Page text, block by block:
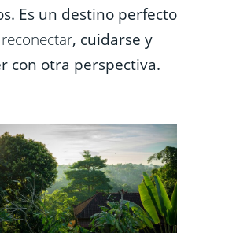
Es un destino perfecto
reconectar, cuidarse y
con otra perspectiva.